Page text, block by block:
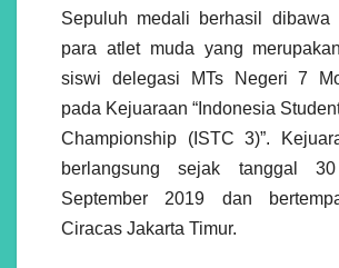
Sepuluh medali berhasil dibawa
para atlet muda yang
siswi delegasi MTs Negeri 7
pada Kejuaraan “Indonesia
Championship (ISTC 3)”.
berlangsung sejak tanggal
September 2019 dan
Ciracas Jakarta Timur.